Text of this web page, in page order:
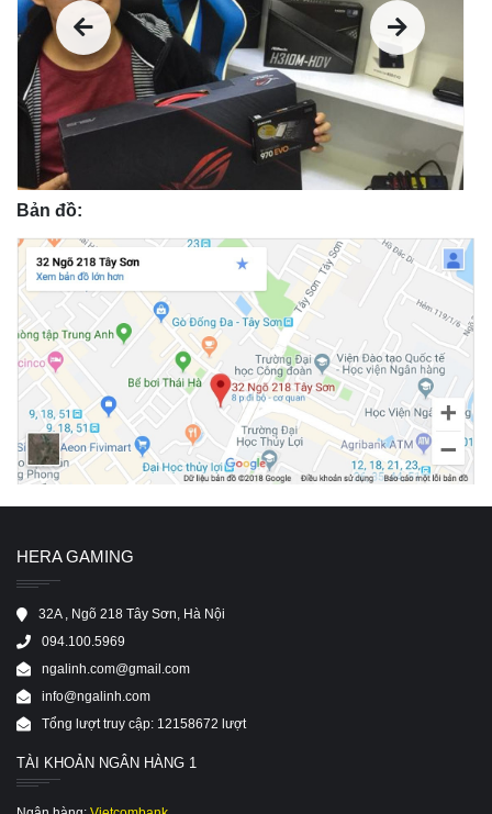
Bản đồ:
HERA GAMING
32A , Ngõ 218 Tây Sơn, Hà Nội
094.100.5969
ngalinh.com@gmail.com
info@ngalinh.com
Tổng lượt truy cập: 12158672 lượt
TÀI KHOẢN NGÂN HÀNG 1